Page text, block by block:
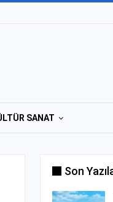
SANAT
Son